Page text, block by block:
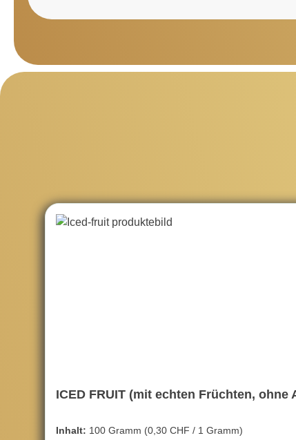
ICED FRUIT (mit echten Früchten, ohne
Inhalt: 100 Gramm (0,30 CHF / 1 Gramm)